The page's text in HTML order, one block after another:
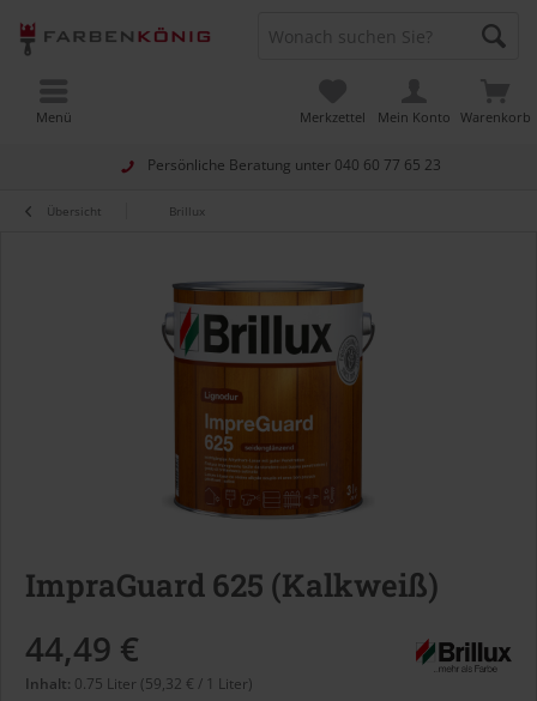
Persönliche Beratung unter 040 60 77 65 23
Warenkorb
Merkzettel Mein Konto
Menü
Übersicht Brillux
ImpraGuard 625 (Kalkweiß)
44,49 €
Inhalt: 0.75 Liter (59,32 € / 1 Liter)